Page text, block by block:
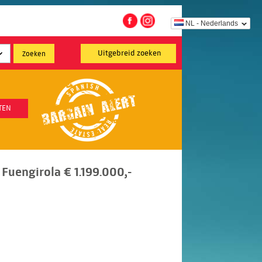
NL - Nederlands
Uitgebreid zoeken
€ 1.199.000,-